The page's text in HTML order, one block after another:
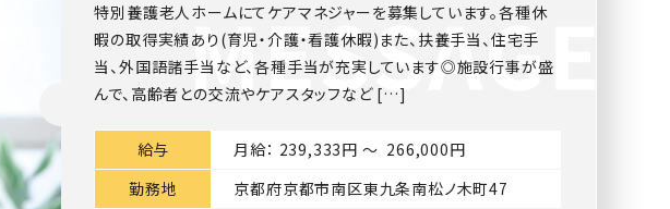
特別養護老人ホームにてケアマネジャーを募集しています。各種休
暇の取得実績あり(育児・介護・看護休暇)また、扶養手当、住宅手
当、外国語諸手当など、各種手当が充実しています◎施設行事が盛
んで、高齢者との交流やケアスタッフなど […]
給与
月給： 239,333円 〜 266,000円
勤務地
京都府京都市南区東九条南松ノ木町47